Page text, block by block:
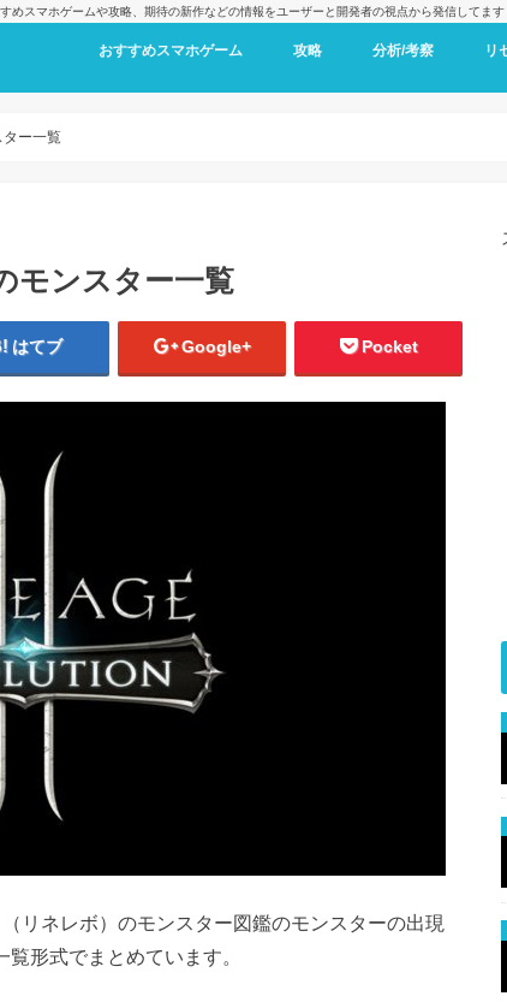
めスマホゲームや攻略、期待の新作などの情報をユーザーと開発者の視点から発信してます
おすすめスマホゲーム 攻略 分析/考察 リ
ター一覧
モンスター一覧
はてブ Google+ Pocket
リネレボ）のモンスター図鑑のモンスターの出現
形式でまとめています。